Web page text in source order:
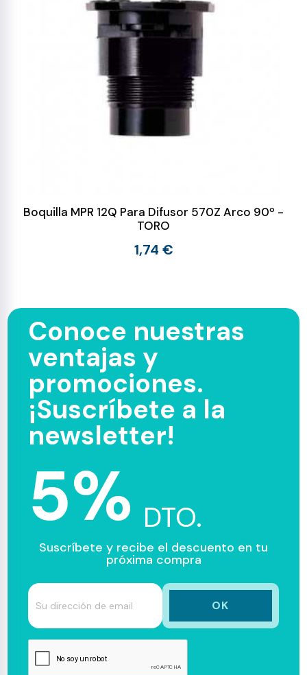
Boquilla MPR 12Q Para Difusor 570Z Arco 90º -
TORO
1,74 €
Conoce nuestras
ventajas y
promociones.
¡Suscríbete a la
newsletter!
5% DTO.
Suscríbete y recibe el descuento en tu
próxima compra